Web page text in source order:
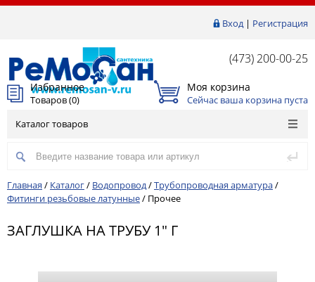
Вход| Регистрация
(473) 200-00-25
Избранное
Товаров (0)
Моя корзина
Сейчас ваша корзина пуста
Каталог товаров
Главная / Каталог/ Водопровод/Трубопроводная арматура/
Фитинги резьбовые латунные/ Прочее
ЗАГЛУШКА НА ТРУБУ 1" Г